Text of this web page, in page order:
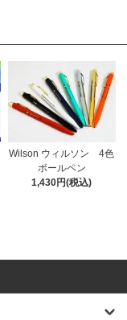
Wilson ウィルソン 4色
ボールペン
1,430円(税込)